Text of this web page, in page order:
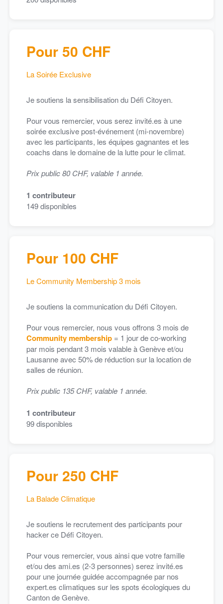
Pour 50 CHF
La Soirée Exclusive
Je soutiens la sensibilisation du Défi Citoyen.
Pour vous remercier, vous serez invité.es à une
soirée exclusive post-événement (mi-novembre)
avec les participants, les équipes gagnantes et les
coachs dans le domaine de la lutte pour le climat.
Prix public 80 CHF, valable 1 année.
1 contributeur
149disponibles
Pour 100 CHF
Le Community Membership 3 mois
Je soutiens la communication du Défi Citoyen.
Pour vous remercier, nous vous offrons 3 mois de
Community membership= 1 jour de co-working
par mois pendant 3 mois valable à Genève et/ou
Lausanne avec 50% de réduction sur la location de
salles de réunion.
Prix public 135 CHF, valable 1 année.
1 contributeur
99disponibles
Pour 250 CHF
La Balade Climatique
Je soutiens le recrutement des participants pour
hacker ce Défi Citoyen.
Pour vous remercier, vous ainsi que votre famille
et/ou des ami.es (2-3 personnes) serez invité.es
pour une journée guidée accompagnée par nos
expert.es climatiques sur les spots écologiques du
Canton de Genève.